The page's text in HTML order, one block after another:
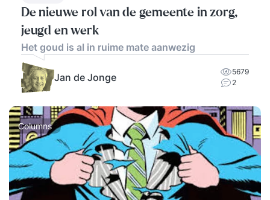
De nieuwe rol van de gemeente in zorg,
jeugd en werk
Het goud is al in ruime mate aanwezig
Jan de Jonge
5679
2
Columns